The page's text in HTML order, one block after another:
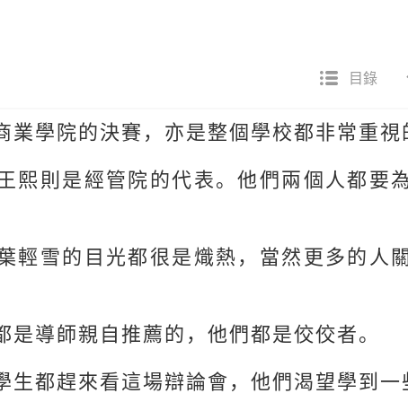
目錄
學院的決賽，亦是整個學校都非常重視
熙則是經管院的代表。他們兩個人都要
輕雪的目光都很是熾熱，當然更多的人
導師親自推薦的，他們都是佼佼者。
都趕來看這場辯論會，他們渴望學到一